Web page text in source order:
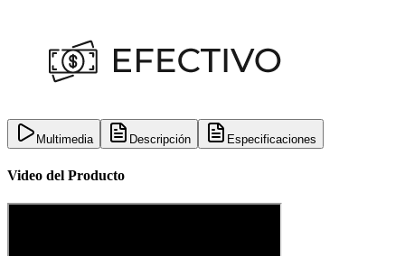
Multimedia Descripción Especificaciones
Video del Producto